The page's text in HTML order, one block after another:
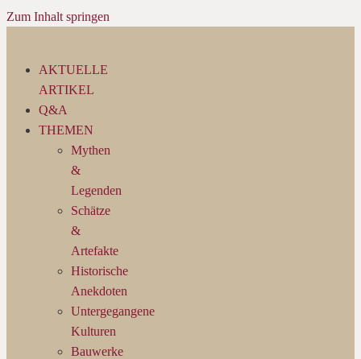
Zum Inhalt springen
AKTUELLE
ARTIKEL
Q&A
THEMEN
Mythen
&
Legenden
Schätze
&
Artefakte
Historische
Anekdoten
Untergegangene
Kulturen
Bauwerke